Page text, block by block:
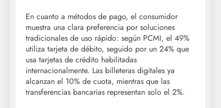
En cuanto a métodos de pago, el consumidor
muestra una clara preferencia por soluciones
tradicionales de uso rápido: según PCMI, el 49%
utiliza tarjeta de débito, seguido por un 24% que
usa tarjetas de crédito habilitadas
internacionalmente. Las billeteras digitales ya
alcanzan el 10% de cuota, mientras que las
transferencias bancarias representan solo el 2%.